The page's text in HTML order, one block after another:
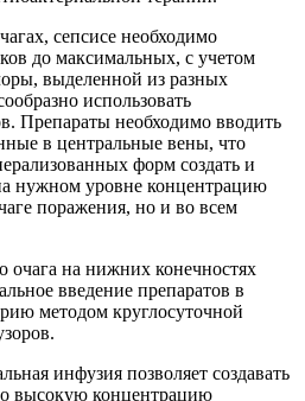
сепсисе необходимо
до максимальных, с учетом
выделенной из разных
использовать
Препараты необходимо вводить
в центральные вены, что
форм создать и
нужном уровне концентрацию
поражения, но и во всем
очага на нижних конечностях
введение препаратов в
методом круглосуточной
инфузия позволяет создавать
высокую концентрацию